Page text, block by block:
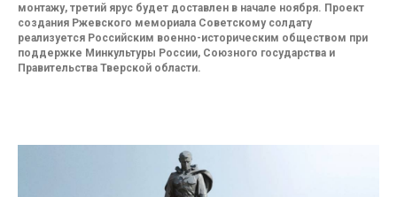
монтажу, третий ярус будет доставлен в начале ноября. Проект
создания Ржевского мемориала Советскому солдату
реализуется Российским военно-историческим обществом при
поддержке Минкультуры России, Союзного государства и
Правительства Тверской области.